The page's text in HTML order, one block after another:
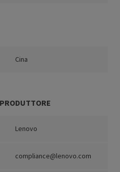
Cina
Lenovo
compliance@lenovo.com